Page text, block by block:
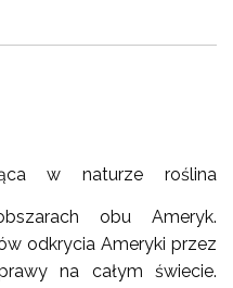
w naturze roślina
obu Ameryk.
odkrycia Ameryki przez
na całym świecie.